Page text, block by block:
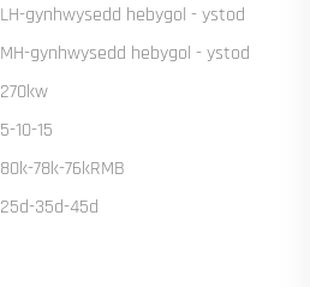
LH-gynhwysedd hebygol - ystod
MH-gynhwysedd hebygol - ystod
270kw
5-10-15
80k-78k-76kRMB
25d-35d-45d